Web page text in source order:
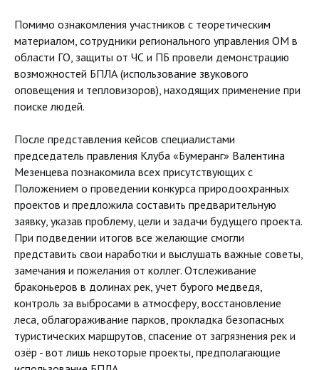
Помимо ознакомления участников с теоретическим
материалом, сотрудники регионального управления ОМ в
области ГО, защиты от ЧС и ПБ провели демонстрацию
возможностей БПЛА (использование звукового
оповещения и тепловизоров), находящих применение при
поиске людей.
После представления кейсов специалистами
председатель правления Клуба «Бумеранг» Валентина
Мезенцева познакомила всех присутствующих с
Положением о проведении конкурса природоохранных
проектов и предложила составить предварительную
заявку, указав проблему, цели и задачи будущего проекта.
При подведении итогов все желающие смогли
представить свои наработки и выслушать важные советы,
замечания и пожелания от коллег. Отслеживание
браконьеров в долинах рек, учет бурого медведя,
контроль за выбросами в атмосферу, восстановление
леса, облагораживание парков, прокладка безопасных
туристических маршрутов, спасение от загрязнения рек и
озёр - вот лишь некоторые проекты, предполагающие